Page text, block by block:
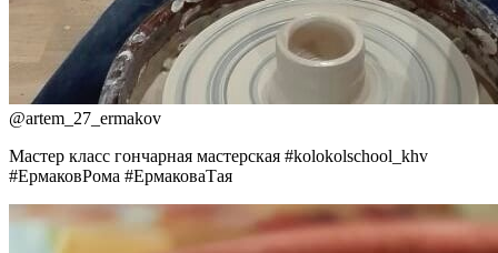
@artem_27_ermakov
Мастер класс гончарная мастерская #kolokolschool_khv
#ЕрмаковРома #ЕрмаковаТая